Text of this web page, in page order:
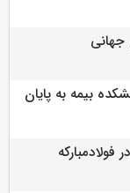
بیمه به پایان